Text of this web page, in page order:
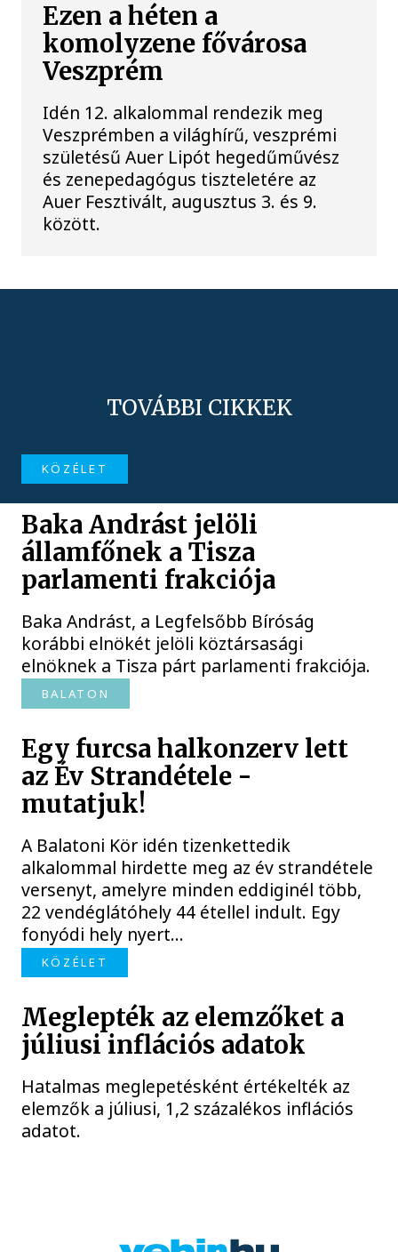
Ezen a héten a
komolyzene fővárosa
Veszprém
Idén 12. alkalommal rendezik meg
Veszprémben a világhírű, veszprémi
születésű Auer Lipót hegedűművész
és zenepedagógus tiszteletére az
Auer Fesztivált, augusztus 3. és 9.
között.
TOVÁBBI CIKKEK
KÖZÉLET
Baka Andrást jelöli
államfőnek a Tisza
parlamenti frakciója
Baka Andrást, a Legfelsőbb Bíróság
korábbi elnökét jelöli köztársasági
elnöknek a Tisza párt parlamenti frakciója.
BALATON
Egy furcsa halkonzerv lett
az Év Strandétele -
mutatjuk!
A Balatoni Kör idén tizenkettedik
alkalommal hirdette meg az év strandétele
versenyt, amelyre minden eddiginél több,
22 vendéglátóhely 44 étellel indult. Egy
fonyódi hely nyert...
KÖZÉLET
Meglepték az elemzőket a
júliusi inflációs adatok
Hatalmas meglepetésként értékelték az
elemzők a júliusi, 1,2 százalékos inflációs
adatot.